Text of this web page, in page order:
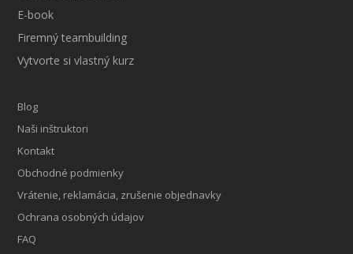
E-book
Firemný teambuilding
Vytvorte si vlastný kurz
Blog
Naši inštruktori
Kontakt
Obchodné podmienky
Vrátenie, reklamácia, zrušenie objednavky
Ochrana osobných údajov
FAQ